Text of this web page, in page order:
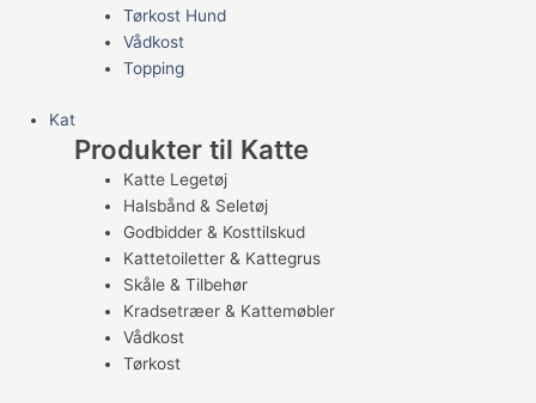
Tørkost Hund
Vådkost
Topping
Kat
Produkter til Katte
Katte Legetøj
Halsbånd & Seletøj
Godbidder & Kosttilskud
Kattetoiletter & Kattegrus
Skåle & Tilbehør
Kradsetræer & Kattemøbler
Vådkost
Tørkost